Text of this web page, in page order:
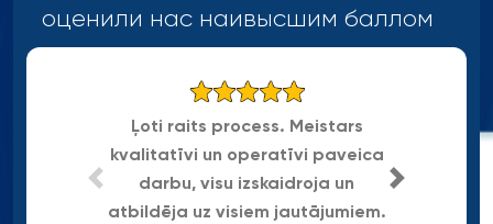
оценили нас наивысшим баллом
Ļoti raits process. Meistars
kvalitatīvi un operatīvi paveica
darbu, visu izskaidroja un
atbildēja uz visiem jautājumiem.